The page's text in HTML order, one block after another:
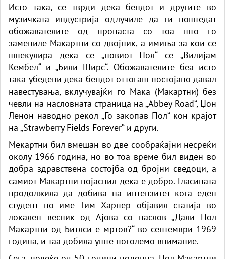
Исто така, се тврди дека бендот и другите во
музичката индустрија одлучиле да ги поштедат
обожавателите од пропаста со тоа што го
замениле Макартнисо двојник, а имиња за кои се
шпекулира дека се „новиот Пол“ се „Вилијам
Кембел“ и „Били Ширс“. Обожавателите беа исто
така убедени дека бендот оттогаш постојано давал
навестувања, вклучувајќи го Мака (Макартни) без
чевли на насловната страница на „Abbey Road“, Џон
Ленон наводно рекол „Го закопав Пол“ кон крајот
на „Strawberry Fields Forever“ и други.
Мекартни бил вмешан во две сообраќајни несреќи
околу 1966 година, но во тоа време бил виден во
добра здравствена состојба од бројни сведоци, а
самиот Макартни појаснил дека е добро. Гласината
продолжила да добива на интензитет кога еден
студент по име Тим Харпер објавил статија во
локален весник од Ајова со наслов „Дали Пол
Макартни од Битлси е мртов?“ во септември 1969
година, и таа добила уште поголемо внимание.